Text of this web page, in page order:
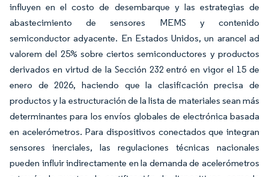
influyen en el costo de desembarque y las estrategias de
abastecimiento de sensores MEMS y contenido
semiconductor adyacente. En Estados Unidos, un arancel ad
valorem del 25% sobre ciertos semiconductores y productos
derivados en virtud de la Sección 232 entró en vigor el 15 de
enero de 2026, haciendo que la clasificación precisa de
productos y la estructuración de la lista de materiales sean más
determinantes para los envíos globales de electrónica basada
en acelerómetros. Para dispositivos conectados que integran
sensores inerciales, las regulaciones técnicas nacionales
pueden influir indirectamente en la demanda de acelerómetros